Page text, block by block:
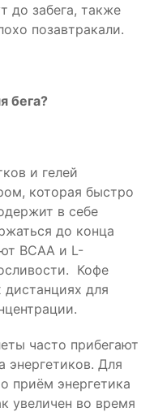
до забега, также
позавтракали.
бега?
и гелей
которая быстро
в себе
до конца
BCAA и L-
Кофе
дистанциях для
часто прибегают
энергетиков. Для
приём энергетика
увеличен во время